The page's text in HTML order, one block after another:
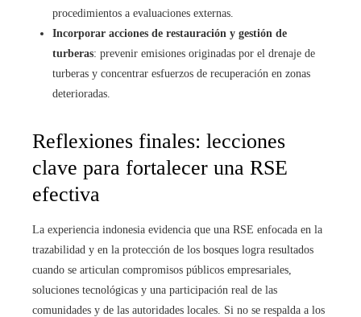
procedimientos a evaluaciones externas.
Incorporar acciones de restauración y gestión de
turberas: prevenir emisiones originadas por el drenaje de
turberas y concentrar esfuerzos de recuperación en zonas
deterioradas.
Reflexiones finales: lecciones
clave para fortalecer una RSE
efectiva
La experiencia indonesia evidencia que una RSE enfocada en la
trazabilidad y en la protección de los bosques logra resultados
cuando se articulan compromisos públicos empresariales,
soluciones tecnológicas y una participación real de las
comunidades y de las autoridades locales. Si no se respalda a los